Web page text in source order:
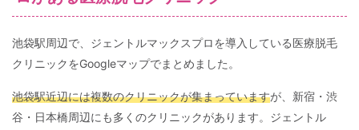
池袋駅周辺で、ジェントルマックスプロを導入している医療脱毛
クリニックをGoogleマップでまとめました。
池袋駅近辺には複数のクリニックが集まっていますが、新宿・渋
谷・日本橋周辺にも多くのクリニックがあります。ジェントル